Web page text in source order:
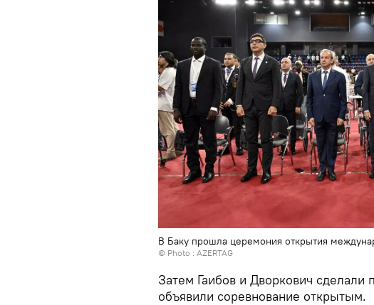
В Баку прошла церемония открытия
© Photo : AZERTAG
Затем Гаибов и Дворкович
объявили соревнование открытым.